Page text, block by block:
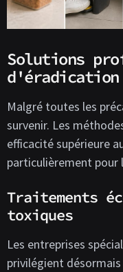
Solutions
d'éradication
Malgré toutes les
survenir. Les
efficacité supérieure
particulièrement
Traitements
toxiques
Les entreprises
privilégient